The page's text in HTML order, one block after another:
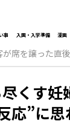
事 入園・入学準備 漫画
席を譲った直
くす妊
応”に思